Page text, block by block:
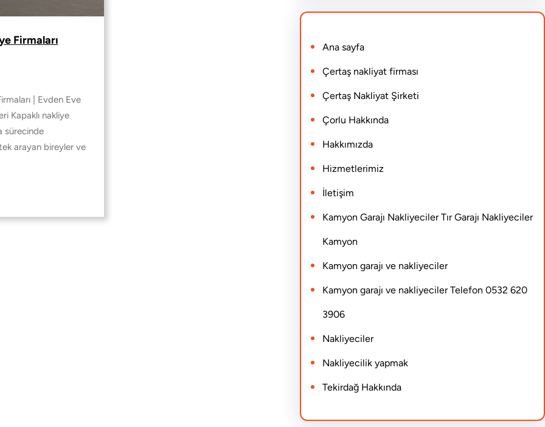
Firmaları
| Evden Eve
Kapaklı nakliye
sürecinde
arayan bireyler ve
a
c
h
Ana sayfa
Çertaş nakliyat firması
Çertaş Nakliyat Şirketi
Çorlu Hakkında
Hakkımızda
Hizmetlerimiz
İletişim
Kamyon Garajı Nakliyeciler Tır Garajı Nakliyeciler
Kamyon
Kamyon garajı ve nakliyeciler
Kamyon garajı ve nakliyeciler Telefon 0532 620
3906
Nakliyeciler
Nakliyecilik yapmak
Tekirdağ Hakkında